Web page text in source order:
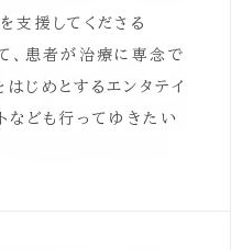
支援してくださる
、患者が治療に専念で
じめとするエンタテイ
なども行ってゆきたい